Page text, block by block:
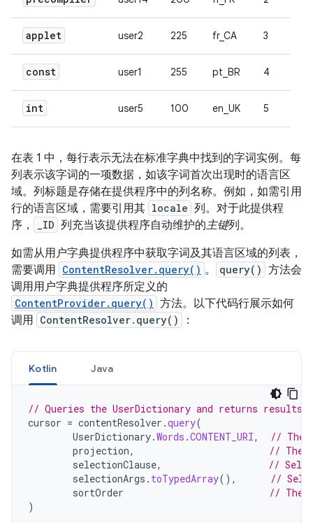
applet user2 225 fr_CA 3
const user1 255 pt_BR 4
int user5 100 en_UK 5
在表 1 中，每行表示无法在标准字典中找到的字词实例。每
列表示该字词的一项数据，如该字词首次出现时的语言区
域。列标题是存储在提供程序中的列名称。例如，如需引用
行的语言区域，需要引用其 locale 列。对于此提供程
序，
_ID 列充当该提供程序自动维护的 主键列。
如需从用户字典提供程序中获取字词及其语言区域的列表，
需要调用 ContentResolver.query() 。 query() 方法会
调用用户字典提供程序所定义的
ContentProvider.query() 方法。以下代码行展示如何
调用 ContentResolver.query() ：
Kotlin Java
// Queries the UserDictionary and returns results
cursor = contentResolver .query(
UserDictionary.Words .CONTENT_URI,
// The
projection,
// The
selectionClause,
//
selectionArgs . toTypedArray(),
//
sortOrder
// The
)